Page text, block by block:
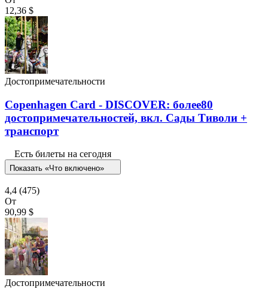
12,36 $
Достопримечательности
Copenhagen Card - DISCOVER: более80
достопримечательностей, вкл. Сады Тиволи +
транспорт
Есть билеты на сегодня
Показать «Что включено»
4,4 (475)
От
90,99 $
Достопримечательности